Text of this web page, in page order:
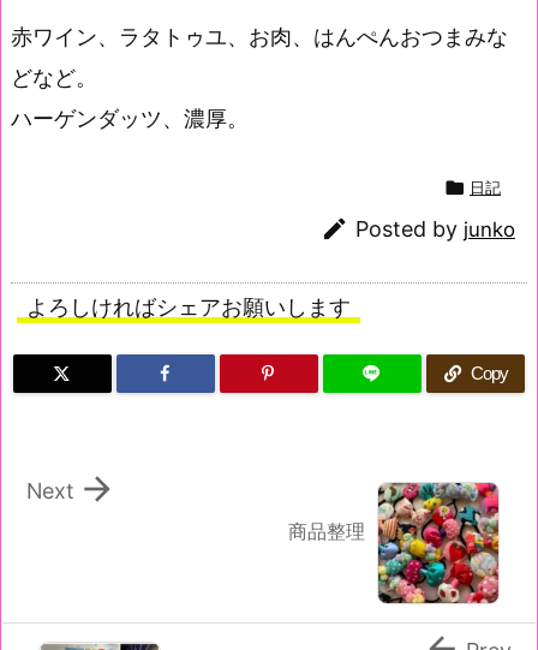
赤ワイン、ラタトゥユ、お肉、はんぺんおつまみな
どなど。
ハーゲンダッツ、濃厚。
 日記
 Posted by junko
よろしければシェアお願いします
Copy
商品整理

Next